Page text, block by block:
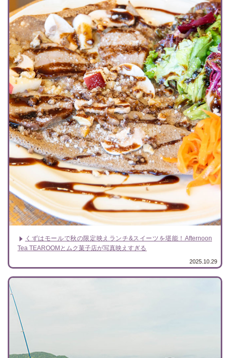
くずはモールで秋の限定映えランチ&スイーツを堪能！Afternoon
Tea TEAROOMとムク菓子店が写真映えすぎる
2025.10.29